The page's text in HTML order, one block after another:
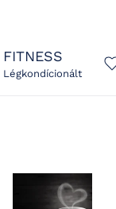
FITNESS
Légkondícionált